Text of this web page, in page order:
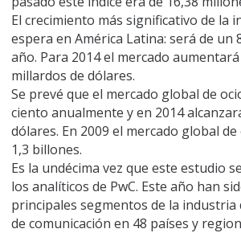
El crecimiento más significativo de la
espera en América Latina: será de un
año. Para 2014 el mercado
millardos de dólares.
Se prevé que el mercado global de
ciento anualmente y en 2014
dólares. En 2009 el mercado global
1,3 billones.
Es la undécima vez que este estudio
los analíticos de PwC. Este año han
principales segmentos de la industria
de comunicación en 48 países y